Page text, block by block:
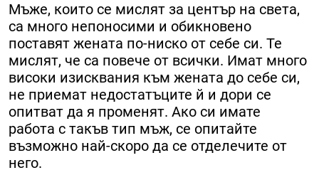
Мъже, които се мислят за център на света,
са много непоносими и обикновено
поставят жената по-ниско от себе си. Те
мислят, че са повече от всички. Имат много
високи изисквания към жената до себе си,
не приемат недостатъците й и дори се
опитват да я променят. Ако си имате
работа с такъв тип мъж, се опитайте
възможно най-скоро да се отделечите от
него.